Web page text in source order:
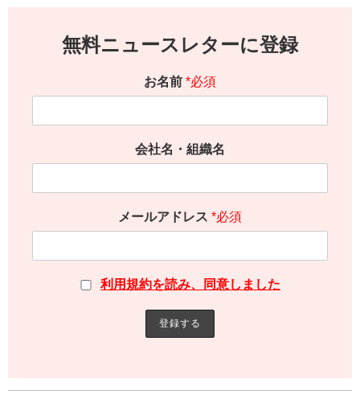
無料ニュースレターに登録
お名前 *必須
会社名・組織名
メールアドレス *必須
利用規約を読み、同意しました